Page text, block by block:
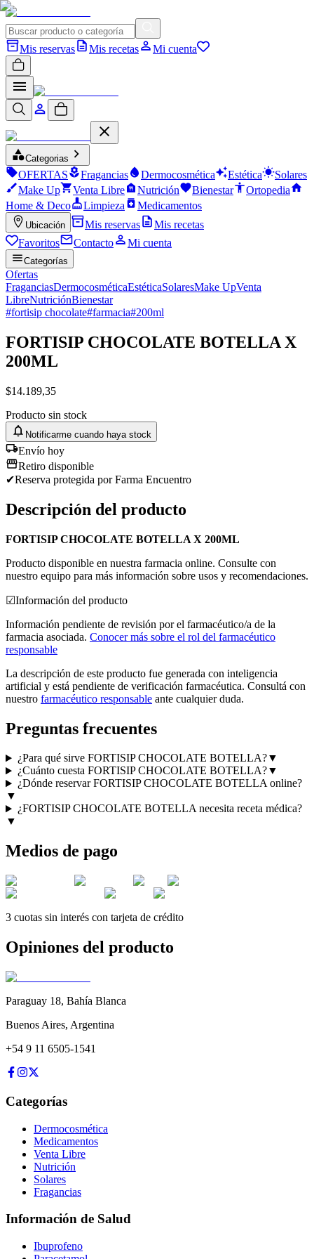
Mis reservas Mis recetas Mi cuenta
Categorias
OFERTAS Fragancias Dermocosmética Estética
Solares
Make Up
Venta Libre Nutrición Bienestar
Ortopedia
Home & Deco
Limpieza Medicamentos
Ubicación Mis reservas
Mis recetas
Favoritos
Contacto Mi cuenta
Categorías
Ofertas
FraganciasDermocosméticaEstéticaSolaresMake UpVenta
LibreNutriciónBienestar
#fortisip chocolate#farmacia#200ml
FORTISIP CHOCOLATE BOTELLA X
200ML
$14.189,35
Producto sin stock
Notificarme cuando haya stock
Envío hoy
Retiro disponible
✔Reserva protegida por Farma Encuentro
Descripción del producto
FORTISIP CHOCOLATE BOTELLA X 200ML
Producto disponible en nuestra farmacia online. Consulte con
nuestro equipo para más información sobre usos y recomendaciones.
☑Información del producto
Información pendiente de revisión por el farmacéutico/a de la
farmacia asociada. Conocer más sobre el rol del farmacéutico
responsable
La descripción de este producto fue generada con inteligencia
artificial y está pendiente de verificación farmacéutica. Consultá con
nuestro farmacéutico responsable ante cualquier duda.
Preguntas frecuentes
¿Para qué sirve FORTISIP CHOCOLATE BOTELLA?▼
¿Cuánto cuesta FORTISIP CHOCOLATE BOTELLA?▼
¿Dónde reservar FORTISIP CHOCOLATE BOTELLA online?
▼
¿FORTISIP CHOCOLATE BOTELLA necesita receta médica?
▼
Medios de pago
3 cuotas sin interés con tarjeta de crédito
Opiniones del producto
Paraguay 18, Bahía Blanca
Buenos Aires, Argentina
+54 9 11 6505-1541
Categorías
Dermocosmética
Medicamentos
Venta Libre
Nutrición
Solares
Fragancias
Información de Salud
Ibuprofeno